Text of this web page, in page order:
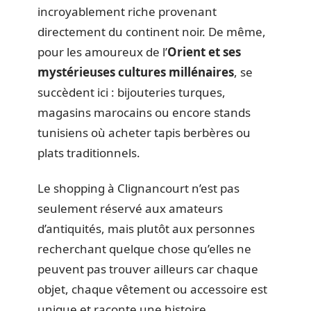
incroyablement riche provenant
directement du continent noir. De même,
pour les amoureux de l’Orient et ses
mystérieuses cultures millénaires, se
succèdent ici : bijouteries turques,
magasins marocains ou encore stands
tunisiens où acheter tapis berbères ou
plats traditionnels.
Le shopping à Clignancourt n’est pas
seulement réservé aux amateurs
d’antiquités, mais plutôt aux personnes
recherchant quelque chose qu’elles ne
peuvent pas trouver ailleurs car chaque
objet, chaque vêtement ou accessoire est